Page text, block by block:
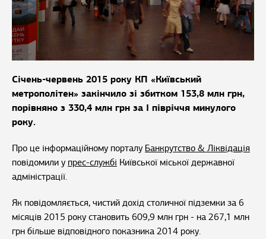
Січень-червень 2015 року КП «Київський
метрополітен» закінчило зі збитком 153,8 млн грн,
порівняно з 330,4 млн грн за І півріччя минулого
року.
Про це інформаційному порталу Банкрутство & Ліквідація
повідомили у прес-службі Київської міської державної
адміністрації.
Як повідомляється, чистий дохід столичної підземки за 6
місяців 2015 року становить 609,9 млн грн - на 267,1 млн
грн більше відповідного показника 2014 року.